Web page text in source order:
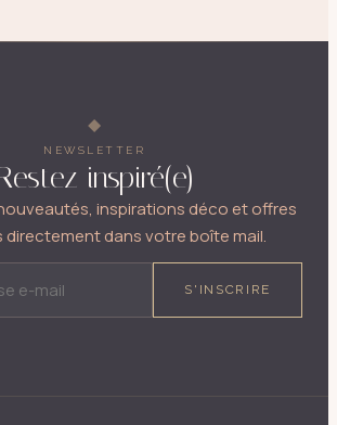
NEWSLETTER
inspiré(e)
inspirations déco et offres
directement dans votre boîte mail.
S'INSCRIRE